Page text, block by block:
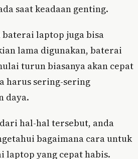
saat keadaan genting.
baterai laptop juga bisa
lama digunakan, baterai
turun biasanya akan cepat
harus sering-sering
daya.
hal-hal tersebut, anda
bagaimana cara untuk
yang cepat habis.